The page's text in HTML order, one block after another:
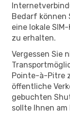
Bedarf können
eine lokale
zu erhalten.
Vergessen Sie
Pointe-à-Pitre
öffentliche
gebuchten
sollte Ihnen